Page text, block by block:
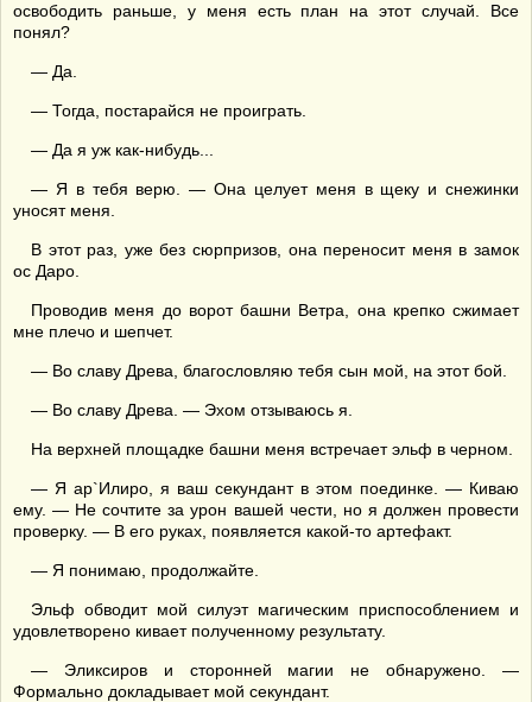
освободить раньше, у меня есть план на этот случай. Все
понял?
— Да.
— Тогда, постарайся не проиграть.
— Да я уж как-нибудь...
— Я в тебя верю. — Она целует меня в щеку и снежинки
уносят меня.
В этот раз, уже без сюрпризов, она переносит меня в замок
ос Даро.
Проводив меня до ворот башни Ветра, она крепко сжимает
мне плечо и шепчет.
— Во славу Древа, благословляю тебя сын мой, на этот бой.
— Во славу Древа. — Эхом отзываюсь я.
На верхней площадке башни меня встречает эльф в черном.
— Я ар`Илиро, я ваш секундант в этом поединке. — Киваю
ему. — Не сочтите за урон вашей чести, но я должен провести
проверку. — В его руках, появляется какой-то артефакт.
— Я понимаю, продолжайте.
Эльф обводит мой силуэт магическим приспособлением и
удовлетворено кивает полученному результату.
— Эликсиров и сторонней магии не обнаружено. —
Формально докладывает мой секундант.